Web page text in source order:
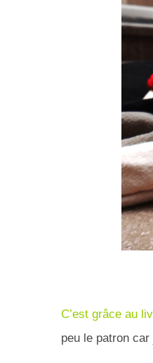
C’est grâce au
peu le patron